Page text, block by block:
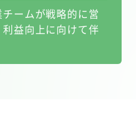
ームが戦略的に営
益向上に向けて伴